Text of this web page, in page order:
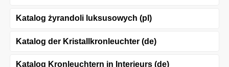
Katalog żyrandoli luksusowych (pl)
Katalog der Kristallkronleuchter (de)
Katalog Kronleuchtern in Interieurs (de)